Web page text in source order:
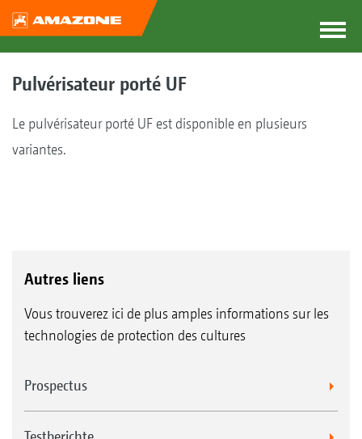
Pulvérisateur porté UF
Le pulvérisateur porté UF est disponible en plusieurs
variantes.
Autres liens
Vous trouverez ici de plus amples informations sur les
technologies de protection des cultures
Prospectus